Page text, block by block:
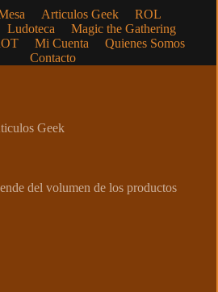
Articulos Geek
ROL
Ludoteca
Magic the Gathering
Mi Cuenta
Quienes Somos
Contacto
Geek
del volumen de los productos